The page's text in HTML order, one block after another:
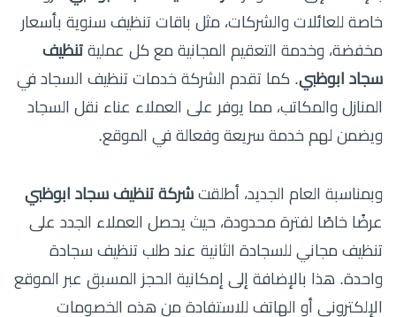
خاصة للعائلات والشركات، مثل باقات تنظيف سنوية بأسعار
مخفضة، وخدمة التعقيم المجانية مع كل عملية تنظيف
سجاد ابوظبي. كما تقدم الشركة خدمات تنظيف السجاد في
المنازل والمكاتب، مما يوفر على العملاء عناء نقل السجاد
ويضمن لهم خدمة سريعة وفعالة في الموقع.
وبمناسبة العام الجديد، أطلقت شركة تنظيف سجاد ابوظبي
عرضًا خاصًا لفترة محدودة، حيث يحصل العملاء الجدد على
تنظيف مجاني للسجادة الثانية عند طلب تنظيف سجادة
واحدة. هذا بالإضافة إلى إمكانية الحجز المسبق عبر الموقع
الإلكتروني أو الهاتف للاستفادة من هذه الخصومات